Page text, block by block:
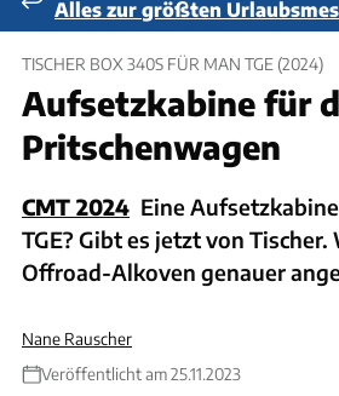
Alles zur größten
TISCHER BOX 340S FÜR MAN TGE (2024)
Aufsetzkabine für
Pritschenwagen
CMT 2024 Eine
TGE? Gibt es jetzt von
Offroad-Alkoven genauer
Nane Rauscher
Veröffentlicht am 25.11.2023